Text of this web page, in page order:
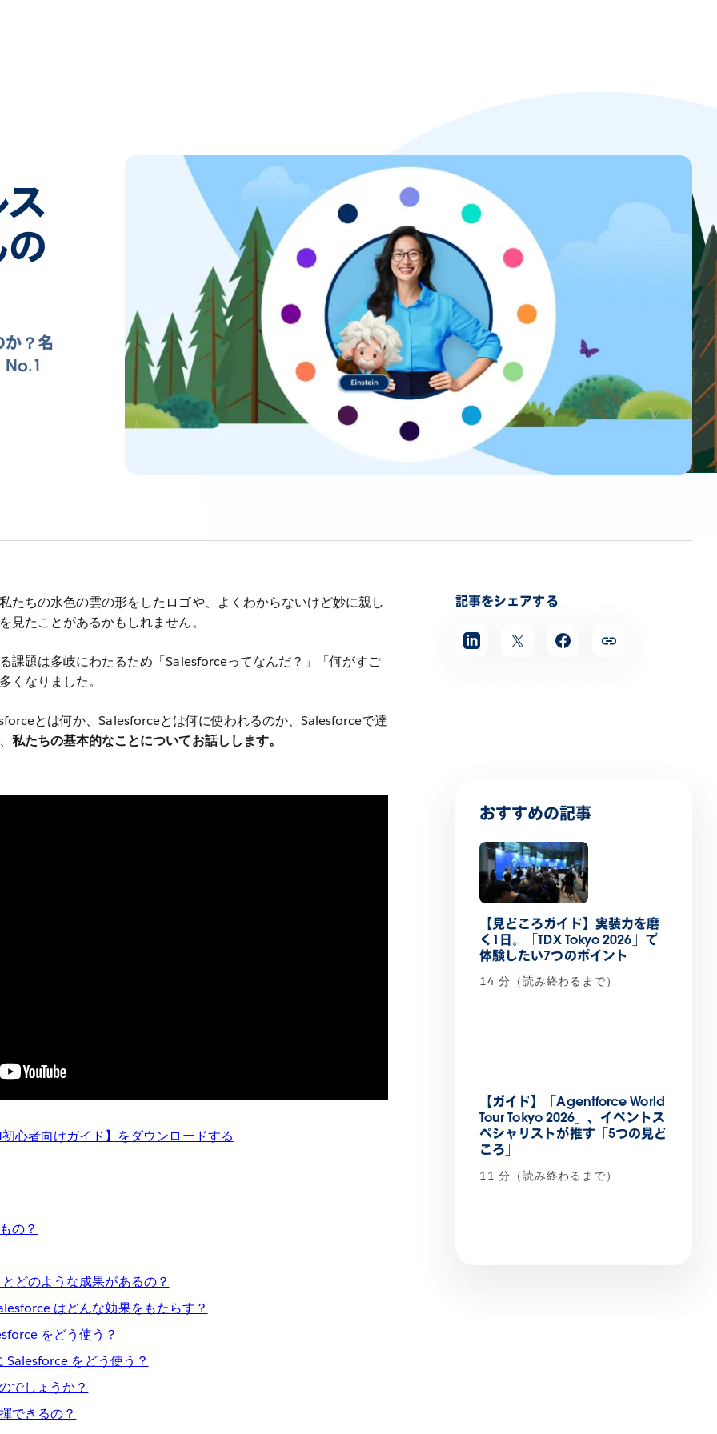
？名
No.1
記事をシェアする
たちの水色の雲の形をしたロゴや、よくわからないけど妙に親し
見たことがあるかもしれません。
課題は多岐にわたるため「Salesforceってなんだ？」「何がすご
くなりました。
とは何か、Salesforceとは何に使われるのか、Salesforceで達
私たちの基本的なことについてお話しします。
心者向けガイド】をダウンロードする
の？
どのような成果があるの？
はどんな効果をもたらす？
をどう使う？
Salesforce をどう使う？
でしょうか？
できるの？
おすすめの記事
【見どころガイド】実装力を磨
く1日。「TDX Tokyo 2026」で
体験したい7つのポイント
14 分（読み終わるまで）
【ガイド】「Agentforce World
Tour Tokyo 2026」、イベントス
ペシャリストが推す「5つの見ど
ころ」
11 分（読み終わるまで）